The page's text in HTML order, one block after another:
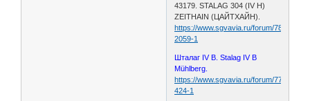
43179. STALAG 304 (IV H)
ZEITHAIN (ЦАЙТХАЙН).
https://www.sgvavia.ru/forum/780-
2059-1
Шталаг IV B. Stalag IV B
Mühlberg.
https://www.sgvavia.ru/forum/772-
424-1